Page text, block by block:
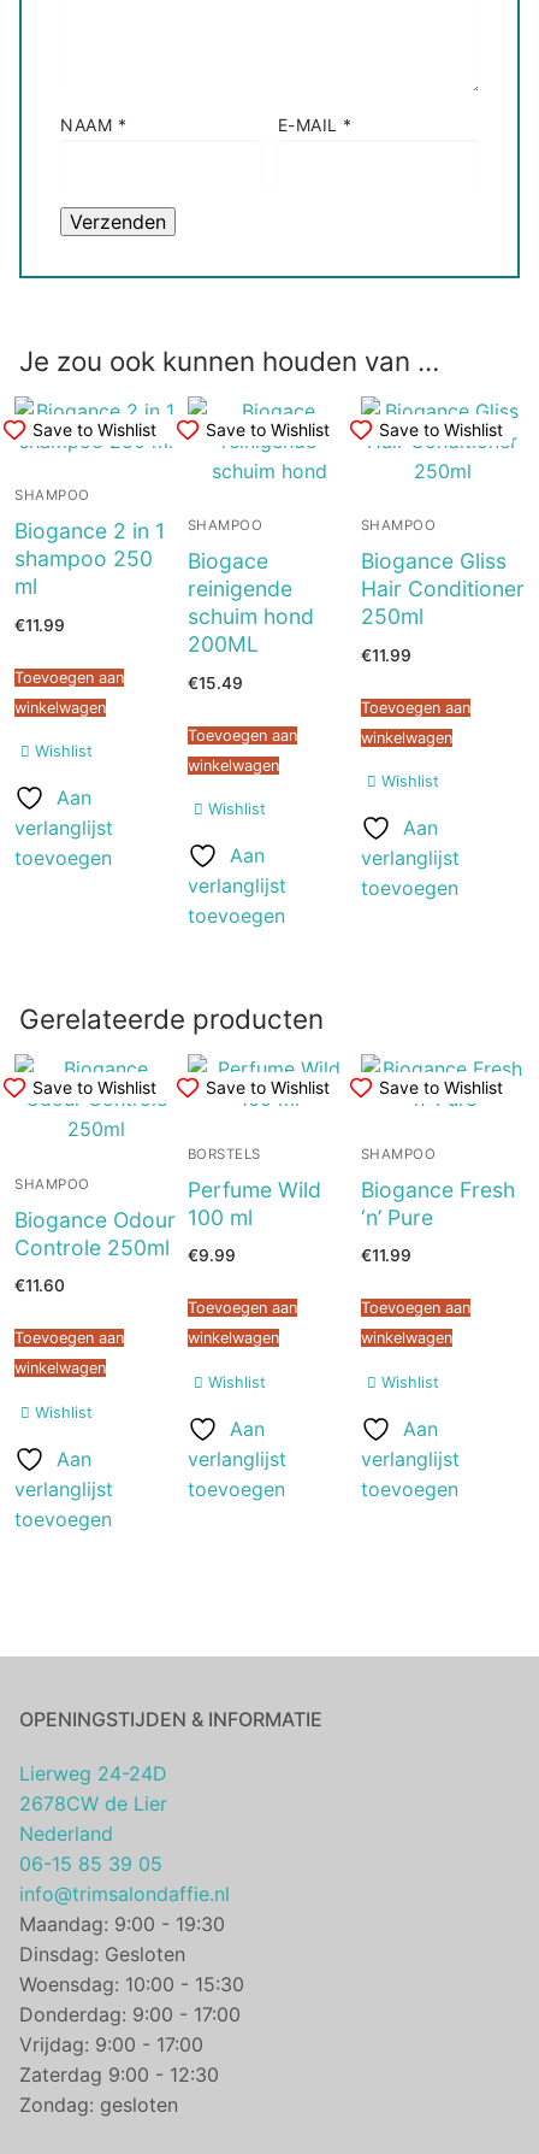
NAAM * E-MAIL *
Je zou ook kunnen houden van …
Save to Wishlist
SHAMPOO
Biogance 2 in 1
shampoo 250
ml
€11.99
Toevoegen aan
winkelwagen
Wishlist
Aan
verlanglijst
toevoegen
Save to Wishlist
SHAMPOO
Biogace
reinigende
schuim hond
200ML
€15.49
Toevoegen aan
winkelwagen
Wishlist
Aan
verlanglijst
toevoegen
Save to Wishlist
SHAMPOO
Biogance Gliss
Hair Conditioner
250ml
€11.99
Toevoegen aan
winkelwagen
Wishlist
Aan
verlanglijst
toevoegen
Gerelateerde producten
Save to Wishlist
SHAMPOO
Biogance Odour
Controle 250ml
€11.60
Toevoegen aan
winkelwagen
Wishlist
Aan
verlanglijst
toevoegen
Save to Wishlist
BORSTELS
Perfume Wild
100 ml
€9.99
Toevoegen aan
winkelwagen
Wishlist
Aan
verlanglijst
toevoegen
Save to Wishlist
SHAMPOO
Biogance Fresh
‘n’ Pure
€11.99
Toevoegen aan
winkelwagen
Wishlist
Aan
verlanglijst
toevoegen
OPENINGSTIJDEN & INFORMATIE
Lierweg 24-24D
2678CW de Lier
Nederland
06-15 85 39 05
info@trimsalondaffie.nl
Maandag: 9:00 - 19:30
Dinsdag: Gesloten
Woensdag: 10:00 - 15:30
Donderdag: 9:00 - 17:00
Vrijdag: 9:00 - 17:00
Zaterdag 9:00 - 12:30
Zondag: gesloten